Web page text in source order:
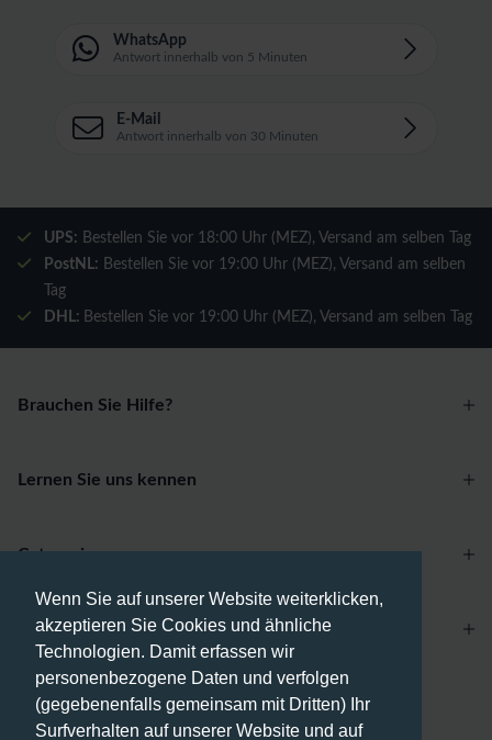
Wenn Sie auf unserer Website weiterklicken,
akzeptieren Sie Cookies und ähnliche
Technologien. Damit erfassen wir
personenbezogene Daten und verfolgen
(gegebenenfalls gemeinsam mit Dritten) Ihr
Surfverhalten auf unserer Website und auf
WhatsApp
Antwort innerhalb von 5 Minuten
E-Mail
Antwort innerhalb von 30 Minuten
UPS: Bestellen Sie vor 18:00 Uhr (MEZ), Versand am selben Tag
PostNL: Bestellen Sie vor 19:00 Uhr (MEZ), Versand am selben
Tag
DHL: Bestellen Sie vor 19:00 Uhr (MEZ), Versand am selben Tag
Brauchen Sie Hilfe?
Lernen Sie uns kennen
Zahlungsmethoden
Categories
Account